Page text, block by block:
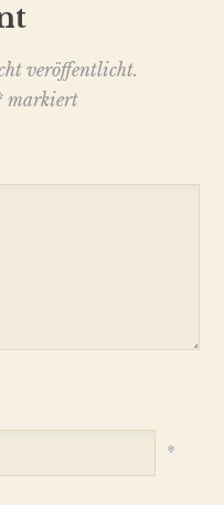
veröffentlicht.
markiert
*